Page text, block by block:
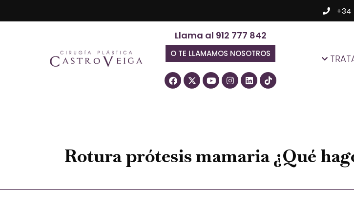
+34
Llama al 912 777 842
O TE LLAMAMOS NOSOTROS
Rotura prótesis mamaria ¿Qué